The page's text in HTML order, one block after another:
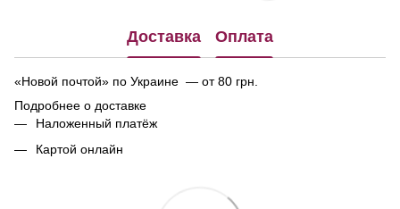
Доставка Оплата
«Новой почтой» по Украине — от 80 грн.
Подробнее о доставке
Наложенный платёж
Картой онлайн